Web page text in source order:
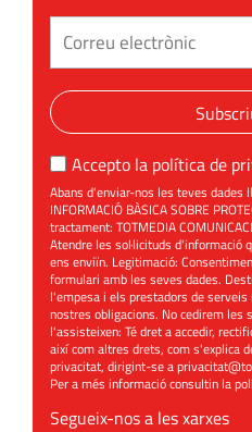
Accepto la política de
Abans d'enviar-nos les teves dades
INFORMACIÓ BÀSICA SOBRE
tractament: TOTMEDIA
Atendre les sol·licituds d'informació
ens enviïn. Legitimació:
formulari amb les seves dades.
l'empesa i els prestadors de
nostres obligacions. No cedirem les
l'assisteixen: Té dret a accedir,
així com altres drets, com s'explica
privacitat, dirigint-se a
Per a més informació consultin la
Segueix-nos a les xarxes